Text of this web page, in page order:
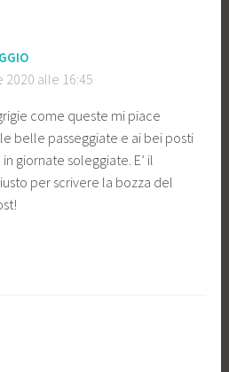
2020 alle 16:45
come queste mi piace
belle passeggiate e ai bei posti
giornate soleggiate. E’ il
per scrivere la bozza del